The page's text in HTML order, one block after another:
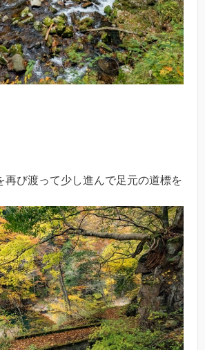
再び渡って少し進んで足元の道標を